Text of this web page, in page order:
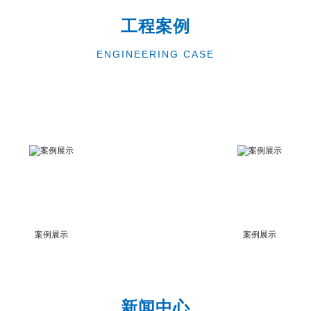
工程案例
ENGINEERING CASE
案例展示 案例展示
新闻中心